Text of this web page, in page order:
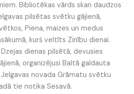
Bibliotēkas vārds skan daudzos
pilsētas svētku gājienā,
Piena, maizes un medus
kurš veltīts Zinību dienai.
dienas pilsētā, devusies
organizējusi Baltā galdauta
novada Grāmatu svētku
tie notika Sesavā.